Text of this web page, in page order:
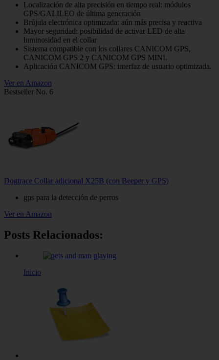
Localización de alta precisión en tiempo real: módulos
GPS/GALILEO de última generación
Brújula electrónica optimizada: aún más precisa y reactiva
Mayor seguridad: posibilidad de activar LED de alta
luminosidad en el collar
Sistema compatible con los collares CANICOM GPS,
CANICOM GPS 2 y CANICOM GPS MINI.
Aplicación CANICOM GPS: interfaz de usuario optimizada.
Ver en Amazon
Bestseller No. 6
Dogtrace Collar adicional X25B (con Beeper y GPS)
gps para la detección de perros
Ver en Amazon
Posts Relacionados:
Inicio